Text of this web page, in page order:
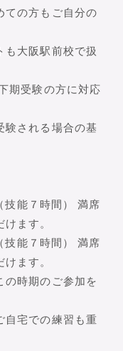
ての方もご自分の
も大阪駅前校で扱
期受験の方に対応
験される場合の基
技能７時間） 満席
ます。
技能７時間） 満席
ます。
の時期のご参加を
自宅での練習も重